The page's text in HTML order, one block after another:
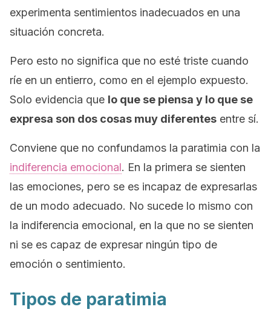
experimenta sentimientos inadecuados en una
situación concreta.
Pero esto no significa que no esté triste cuando
ríe en un entierro, como en el ejemplo expuesto.
Solo evidencia que lo que se piensa y lo que se
expresa son dos cosas muy diferentes entre sí.
Conviene que no confundamos la paratimia con la
indiferencia emocional. En la primera se sienten
las emociones, pero se es incapaz de expresarlas
de un modo adecuado. No sucede lo mismo con
la indiferencia emocional, en la que no se sienten
ni se es capaz de expresar ningún tipo de
emoción o sentimiento.
Tipos de paratimia